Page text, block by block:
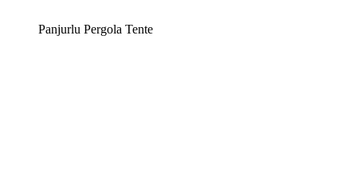
Panjurlu Pergola Tente